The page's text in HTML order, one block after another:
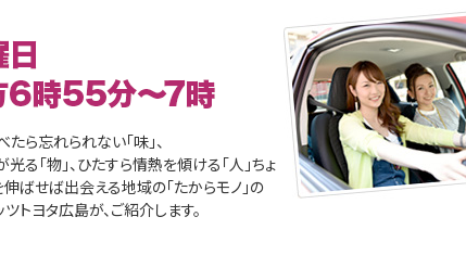
ら忘れられない「味」、
る「物」、ひたすら情熱を傾ける「人」ちょ
伸ばせば出会える地域の「たからモノ」の
トヨタ広島が、ご紹介します。